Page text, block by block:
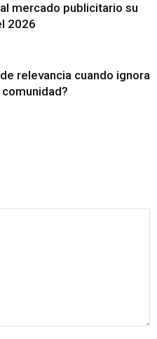
mercado publicitario su
2026
relevancia cuando ignora